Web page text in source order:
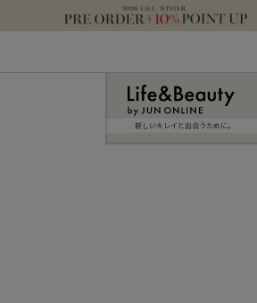
新しいキレイと出合うために。